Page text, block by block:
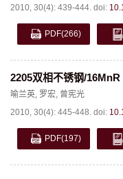
2010, 30(4): 439-444. doi:
PDF(266)
2205双相不锈钢/
喻兰英, 罗宏, 曾宪光
2010, 30(4): 445-448. doi:
PDF(197)